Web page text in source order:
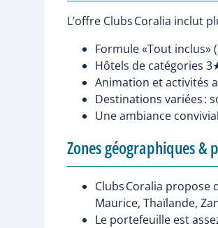
L’offre Clubs Coralia inclut
Formule «Tout inclus»
Hôtels de catégories
Animation et activités
Destinations variées :
Une ambiance
Zones géographiques &
Clubs Coralia propose
Maurice, Thaïlande,
Le portefeuille est